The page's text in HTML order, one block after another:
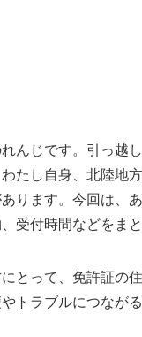
んじです。引っ越
たし自身、北陸地
ります。今回は、
受付時間などをまと
とって、免許証の
トラブルにつなが